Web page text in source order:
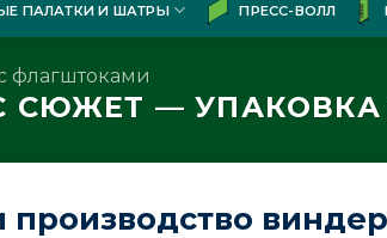
ПАЛАТКИ И ШАТРЫ ПРЕСС-ВОЛЛ
флагштоками
СЮЖЕТ —